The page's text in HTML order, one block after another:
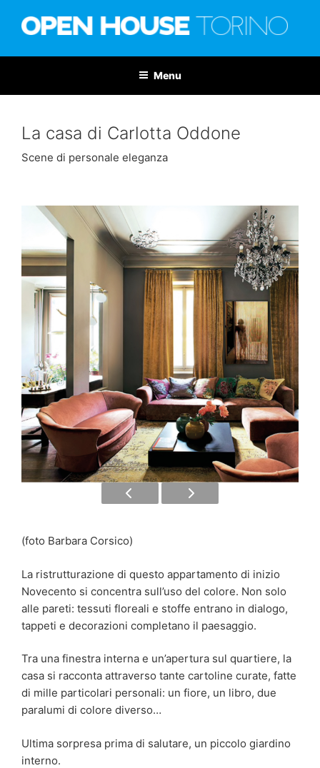
Menu
La casa di Carlotta Oddone
Scene di personale eleganza
(foto Barbara Corsico)
La ristrutturazione di questo appartamento di inizio
Novecento si concentra sull’uso del colore. Non solo
alle pareti: tessuti floreali e stoffe entrano in dialogo,
tappeti e decorazioni completano il paesaggio.
Tra una finestra interna e un’apertura sul quartiere, la
casa si racconta attraverso tante cartoline curate, fatte
di mille particolari personali: un fiore, un libro, due
paralumi di colore diverso…
Ultima sorpresa prima di salutare, un piccolo giardino
interno.